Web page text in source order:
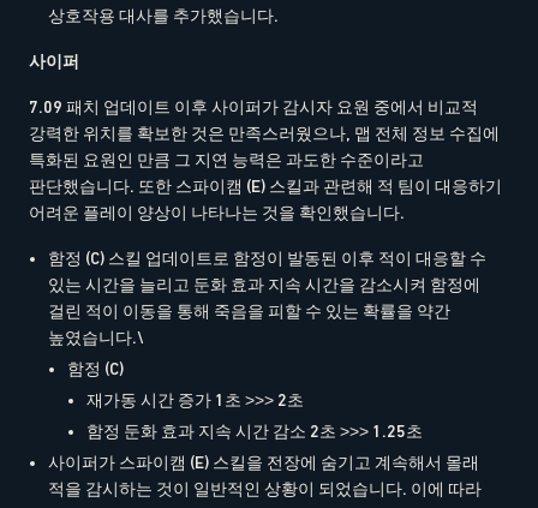
상호작용 대사를 추가했습니다.
사이퍼
7.09 패치 업데이트 이후 사이퍼가 감시자 요원 중에서 비교적
강력한 위치를 확보한 것은 만족스러웠으나, 맵 전체 정보 수집에
특화된 요원인 만큼 그 지연 능력은 과도한 수준이라고
판단했습니다. 또한 스파이캠 (E) 스킬과 관련해 적 팀이 대응하기
어려운 플레이 양상이 나타나는 것을 확인했습니다.
함정 (C) 스킬 업데이트로 함정이 발동된 이후 적이 대응할 수
있는 시간을 늘리고 둔화 효과 지속 시간을 감소시켜 함정에
걸린 적이 이동을 통해 죽음을 피할 수 있는 확률을 약간
높였습니다.\
함정 (C)
재가동 시간 증가 1초 >>> 2초
함정 둔화 효과 지속 시간 감소 2초 >>> 1.25초
사이퍼가 스파이캠 (E) 스킬을 전장에 숨기고 계속해서 몰래
적을 감시하는 것이 일반적인 상황이 되었습니다. 이에 따라